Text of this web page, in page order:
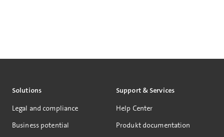
Solutions
Legal and compliance
Business potential
Support & Services
Help Center
Produkt documentation